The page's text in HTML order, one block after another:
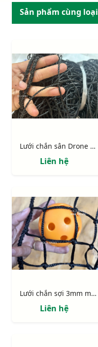
Sản phẩm cùng loại
Lưới chắn sân Drone Soccer
Liên hệ
Lưới chắn sợi 3mm màu đen cao cấp
Liên hệ